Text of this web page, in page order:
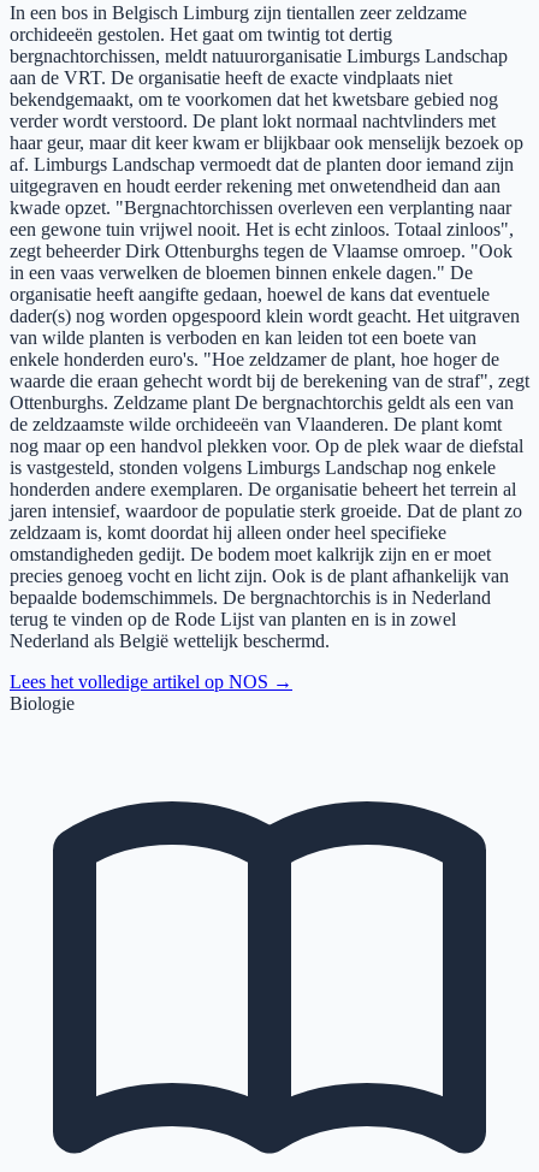
In een bos in Belgisch Limburg zijn tientallen zeer zeldzame
orchideeën gestolen. Het gaat om twintig tot dertig
bergnachtorchissen, meldt natuurorganisatie Limburgs Landschap
aan de VRT. De organisatie heeft de exacte vindplaats niet
bekendgemaakt, om te voorkomen dat het kwetsbare gebied nog
verder wordt verstoord. De plant lokt normaal nachtvlinders met
haar geur, maar dit keer kwam er blijkbaar ook menselijk bezoek op
af. Limburgs Landschap vermoedt dat de planten door iemand zijn
uitgegraven en houdt eerder rekening met onwetendheid dan aan
kwade opzet. "Bergnachtorchissen overleven een verplanting naar
een gewone tuin vrijwel nooit. Het is echt zinloos. Totaal zinloos",
zegt beheerder Dirk Ottenburghs tegen de Vlaamse omroep. "Ook
in een vaas verwelken de bloemen binnen enkele dagen." De
organisatie heeft aangifte gedaan, hoewel de kans dat eventuele
dader(s) nog worden opgespoord klein wordt geacht. Het uitgraven
van wilde planten is verboden en kan leiden tot een boete van
enkele honderden euro's. "Hoe zeldzamer de plant, hoe hoger de
waarde die eraan gehecht wordt bij de berekening van de straf", zegt
Ottenburghs. Zeldzame plant De bergnachtorchis geldt als een van
de zeldzaamste wilde orchideeën van Vlaanderen. De plant komt
nog maar op een handvol plekken voor. Op de plek waar de diefstal
is vastgesteld, stonden volgens Limburgs Landschap nog enkele
honderden andere exemplaren. De organisatie beheert het terrein al
jaren intensief, waardoor de populatie sterk groeide. Dat de plant zo
zeldzaam is, komt doordat hij alleen onder heel specifieke
omstandigheden gedijt. De bodem moet kalkrijk zijn en er moet
precies genoeg vocht en licht zijn. Ook is de plant afhankelijk van
bepaalde bodemschimmels. De bergnachtorchis is in Nederland
terug te vinden op de Rode Lijst van planten en is in zowel
Nederland als België wettelijk beschermd.
Lees het volledige artikel op NOS →
Biologie